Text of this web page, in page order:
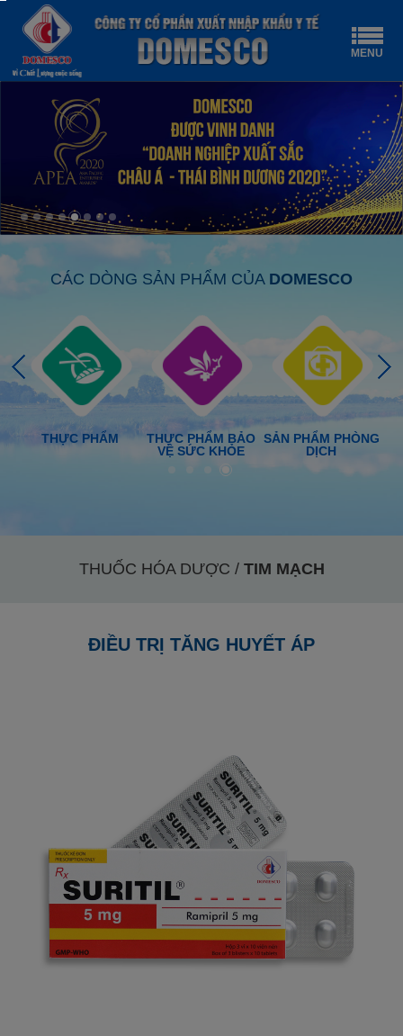
MENU
CÁC DÒNG SẢN PHẨM CỦA DOMESCO
THỰC PHẨM
THỰC PHẨM BẢO
VỆ SỨC KHỎE
SẢN PHẨM PHÒNG
DỊCH
THUỐC HÓA DƯỢC / TIM MẠCH
ĐIỀU TRỊ TĂNG HUYẾT ÁP